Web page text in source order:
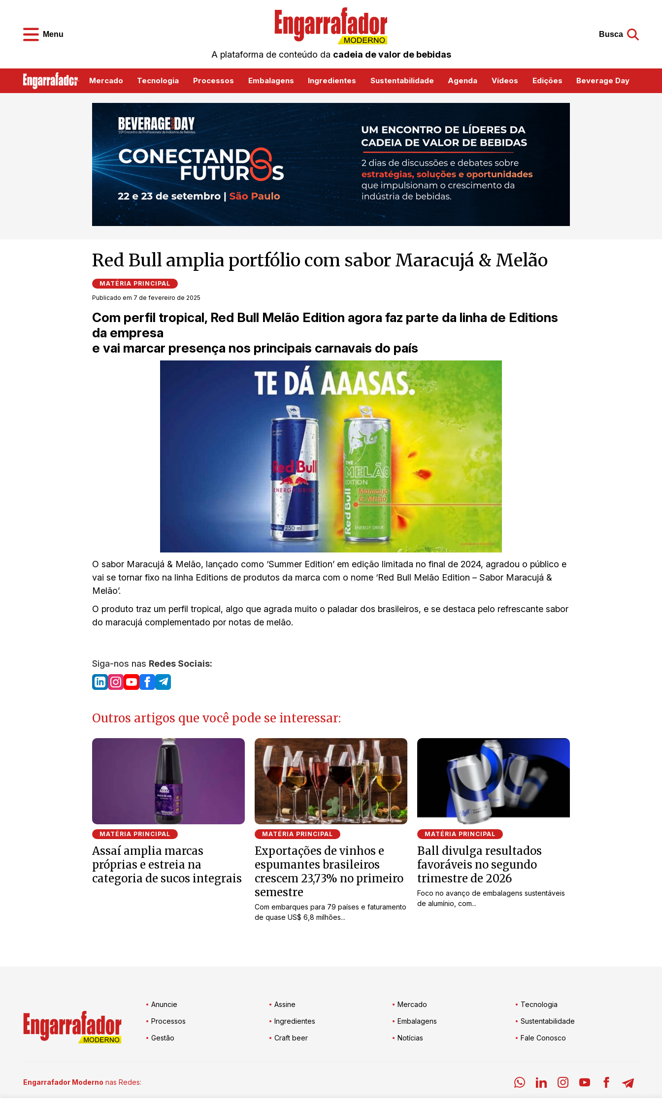
Menu
A plataforma de conteúdo da cadeia de valor de bebidas
Busca
Mercado Tecnologia Processos Embalagens Ingredientes Sustentabilidade Agenda Vídeos Edições Beverage Day
Red Bull amplia portfólio com sabor Maracujá & Melão
MATÉRIA PRINCIPAL
Publicado em 7 de fevereiro de 2025
Com perfil tropical, Red Bull Melão Edition agora faz parte da linha de Editions
da empresa
e vai marcar presença nos principais carnavais do país
O sabor Maracujá & Melão, lançado como ‘Summer Edition’ em edição limitada no final de 2024, agradou o público e
vai se tornar fixo na linha Editions de produtos da marca com o nome ‘Red Bull Melão Edition – Sabor Maracujá &
Melão’.
O produto traz um perfil tropical, algo que agrada muito o paladar dos brasileiros, e se destaca pelo refrescante sabor
do maracujá complementado por notas de melão.
Siga-nos nas Redes Sociais:
Outros artigos que você pode se interessar:
MATÉRIA PRINCIPAL
Assaí amplia marcas
próprias e estreia na
categoria de sucos integrais
MATÉRIA PRINCIPAL
Exportações de vinhos e
espumantes brasileiros
crescem 23,73% no primeiro
semestre
Com embarques para 79 países e faturamento
de quase US$ 6,8 milhões...
MATÉRIA PRINCIPAL
Ball divulga resultados
favoráveis no segundo
trimestre de 2026
Foco no avanço de embalagens sustentáveis
de alumínio, com...
Anuncie Assine Mercado
Tecnologia
Processos
Ingredientes Embalagens
Sustentabilidade
Gestão
Craft beer Notícias Fale Conosco
Engarrafador Moderno nas Redes: